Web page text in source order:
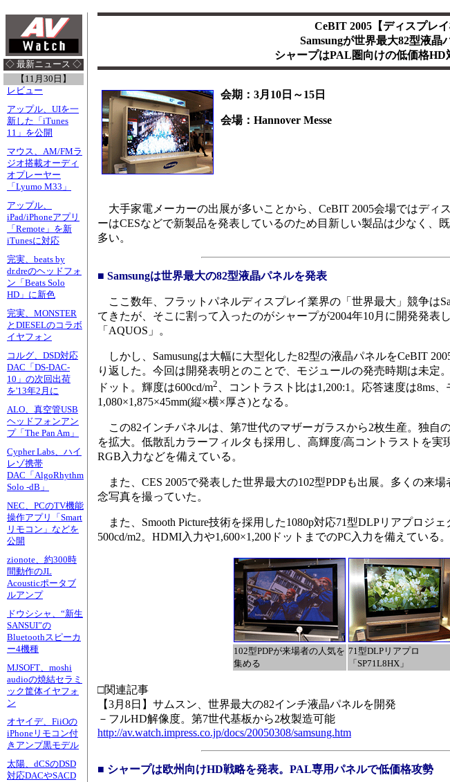
◇ 最新ニュース ◇
【11月30日】
レビュー
アップル、UIを一
新した「iTunes
11」を公開
マウス、AM/FMラ
ジオ搭載オーディ
オプレーヤー
「Lyumo M33」
アップル、
iPad/iPhoneアプリ
「Remote」を新
iTunesに対応
完実、beats by
dr.dreのヘッドフォ
ン「Beats Solo
HD」に新色
完実、MONSTER
とDIESELのコラボ
イヤフォン
コルグ、DSD対応
DAC「DS-DAC-
10」の次回出荷
を'13年2月に
ALO、真空管USB
ヘッドフォンアン
プ「The Pan Am」
Cypher Labs、ハイ
レゾ携帯
DAC「AlgoRhythm
Solo -dB」
NEC、PCのTV機能
操作アプリ「Smart
リモコン」などを
公開
zionote、約300時
間動作のJL
Acousticポータブ
ルアンプ
ドウシシャ、“新生
SANSUI”の
Bluetoothスピーカ
ー4機種
MJSOFT、moshi
audioの焼結セラミ
ック筐体イヤフォ
ン
オヤイデ、FiiOの
iPhoneリモコン付
きアンプ黒モデル
太陽、dCSのDSD
対応DACやSACD
CeBIT 2005【ディスプレイ
Samsungが世界最大82型液晶
シャープはPAL圏向けの低価格HD
会期：3月10日～15日
会場：Hannover Messe
大手家電メーカーの出展が多いことから、CeBIT 2005会場ではディ
ーはCESなどで新製品を発表しているのため目新しい製品は少なく、
多い。
■ Samsungは世界最大の82型液晶パネルを発表
ここ数年、フラットパネルディスプレイ業界の「世界最大」競争は
てきたが、そこに割って入ったのがシャープが2004年10月に開発発表
「AQUOS」。
しかし、Samusungは大幅に大型化した82型の液晶パネルをCeBIT
り返した。今回は開発表明とのことで、モジュールの発売時期は未定
ドット。輝度は600cd/m2
、コントラスト比は1,200:1。応答速度は8ms
1,080×1,875×45mm(縦×横×厚さ)となる。
この82インチパネルは、第7世代のマザーガラスから2枚生産。独自
を拡大。低散乱カラーフィルタも採用し、高輝度/高コントラストを
RGB入力などを備えている。
また、CES 2005で発表した世界最大の102型PDPも出展。多くの来
念写真を撮っていた。
また、Smooth Picture技術を採用した1080p対応71型DLPリアプロジ
500cd/m2。HDMI入力や1,600×1,200ドットまでのPC入力を備えている。
102型PDPが来場者の人気を
集める
71型DLPリアプロ
「SP71L8HX」
□関連記事
【3月8日】サムスン、世界最大の82インチ液晶パネルを開発
－フルHD解像度。第7世代基板から2枚製造可能
http://av.watch.impress.co.jp/docs/20050308/samsung.htm
■ シャープは欧州向けHD戦略を発表。PAL専用パネルで低価格攻勢